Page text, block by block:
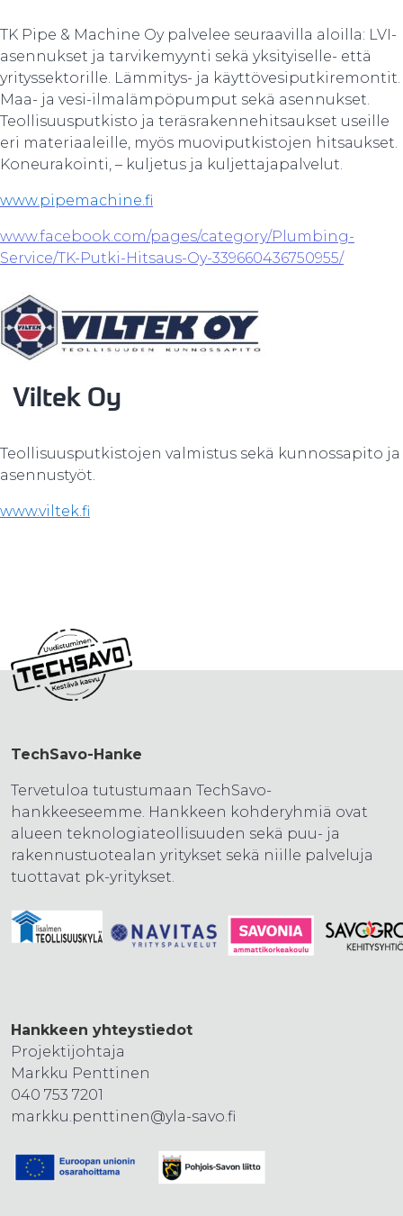
TK Pipe & Machine Oy palvelee seuraavilla aloilla: LVI-
asennukset ja tarvikemyynti sekä yksityiselle- että
yrityssektorille. Lämmitys- ja käyttövesiputkiremontit.
Maa- ja vesi-ilmalämpöpumput sekä asennukset.
Teollisuusputkisto ja teräsrakennehitsaukset useille
eri materiaaleille, myös muoviputkistojen hitsaukset.
Koneurakointi, – kuljetus ja kuljettajapalvelut.
www.pipemachine.fi
www.facebook.com/pages/category/Plumbing-
Service/TK-Putki-Hitsaus-Oy-339660436750955/
Viltek Oy
Teollisuusputkistojen valmistus sekä kunnossapito ja
asennustyöt.
www.viltek.fi
TechSavo-Hanke
Tervetuloa tutustumaan TechSavo-
hankkeeseemme. Hankkeen kohderyhmiä ovat
alueen teknologiateollisuuden sekä puu- ja
rakennustuotealan yritykset sekä niille palveluja
tuottavat pk-yritykset.
Hankkeen yhteystiedot
Projektijohtaja
Markku Penttinen
040 753 7201
markku.penttinen@yla-savo.fi